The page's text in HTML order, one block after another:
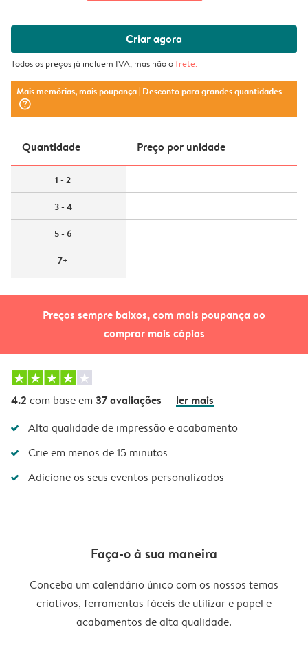
Preços sempre baixos, com mais poupança ao
comprar mais cópias
Criar agora
Todos os preços já incluem IVA, mas não ofrete.
Mais memórias, mais poupança| Desconto para grandes quantidades
question_mark_circle
Quantidade Preço por unidade
1 - 2
3 - 4
5 - 6
7+
4.2 com base em 37 avaliações ler mais
Alta qualidade de impressão e acabamento
Crie em menos de 15 minutos
Adicione os seus eventos personalizados
Faça-o à sua maneira
Conceba um calendário único com os nossos temas
criativos, ferramentas fáceis de utilizar e papel e
acabamentos de alta qualidade.